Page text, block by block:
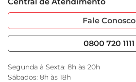
Sobre Privacidade
Portal do Fornecedo
Nossas Lojas
Garantia Estendida
Serviços
Black Friday
Encarte do Dia
Fale Conosco
0800 720 1111
Segunda à Sexta: 8h às 20h
Sábados: 8h às 18h